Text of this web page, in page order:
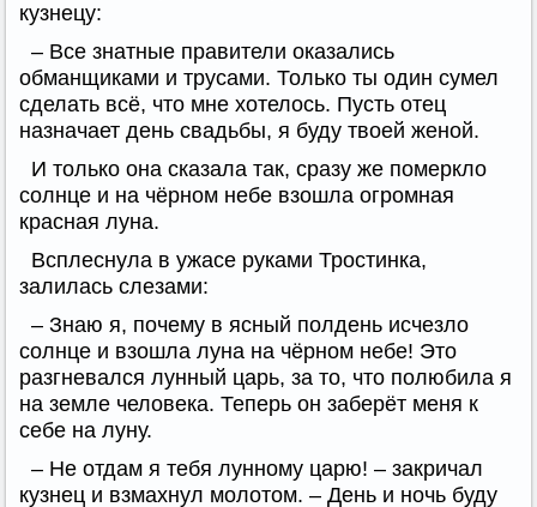
кузнецу:
– Все знатные правители оказались
обманщиками и трусами. Только ты один сумел
сделать всё, что мне хотелось. Пусть отец
назначает день свадьбы, я буду твоей женой.
И только она сказала так, сразу же померкло
солнце и на чёрном небе взошла огромная
красная луна.
Всплеснула в ужасе руками Тростинка,
залилась слезами:
– Знаю я, почему в ясный полдень исчезло
солнце и взошла луна на чёрном небе! Это
разгневался лунный царь, за то, что полюбила я
на земле человека. Теперь он заберёт меня к
себе на луну.
– Не отдам я тебя лунному царю! – закричал
кузнец и взмахнул молотом. – День и ночь буду